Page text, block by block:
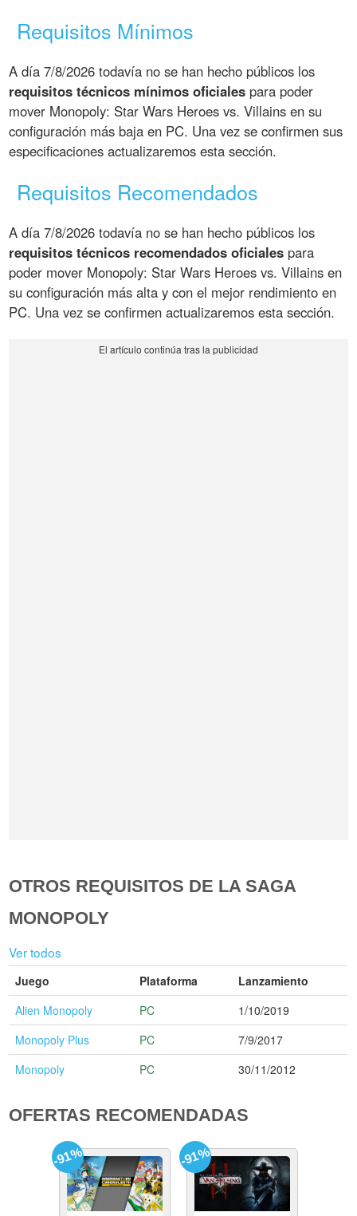
Requisitos Mínimos
A día 7/8/2026 todavía no se han hecho públicos los
requisitos técnicos mínimos oficiales para poder
mover Monopoly: Star Wars Heroes vs. Villains en su
configuración más baja en PC. Una vez se confirmen sus
especificaciones actualizaremos esta sección.
Requisitos Recomendados
A día 7/8/2026 todavía no se han hecho públicos los
requisitos técnicos recomendados oficiales para
poder mover Monopoly: Star Wars Heroes vs. Villains en
su configuración más alta y con el mejor rendimiento en
PC. Una vez se confirmen actualizaremos esta sección.
OTROS REQUISITOS DE LA SAGA
MONOPOLY
Ver todos
Juego Plataforma
Lanzamiento
Alien Monopoly
PC
1/10/2019
Monopoly Plus
PC
7/9/2017
Monopoly
PC 30/11/2012
OFERTAS RECOMENDADAS
-91% -91%